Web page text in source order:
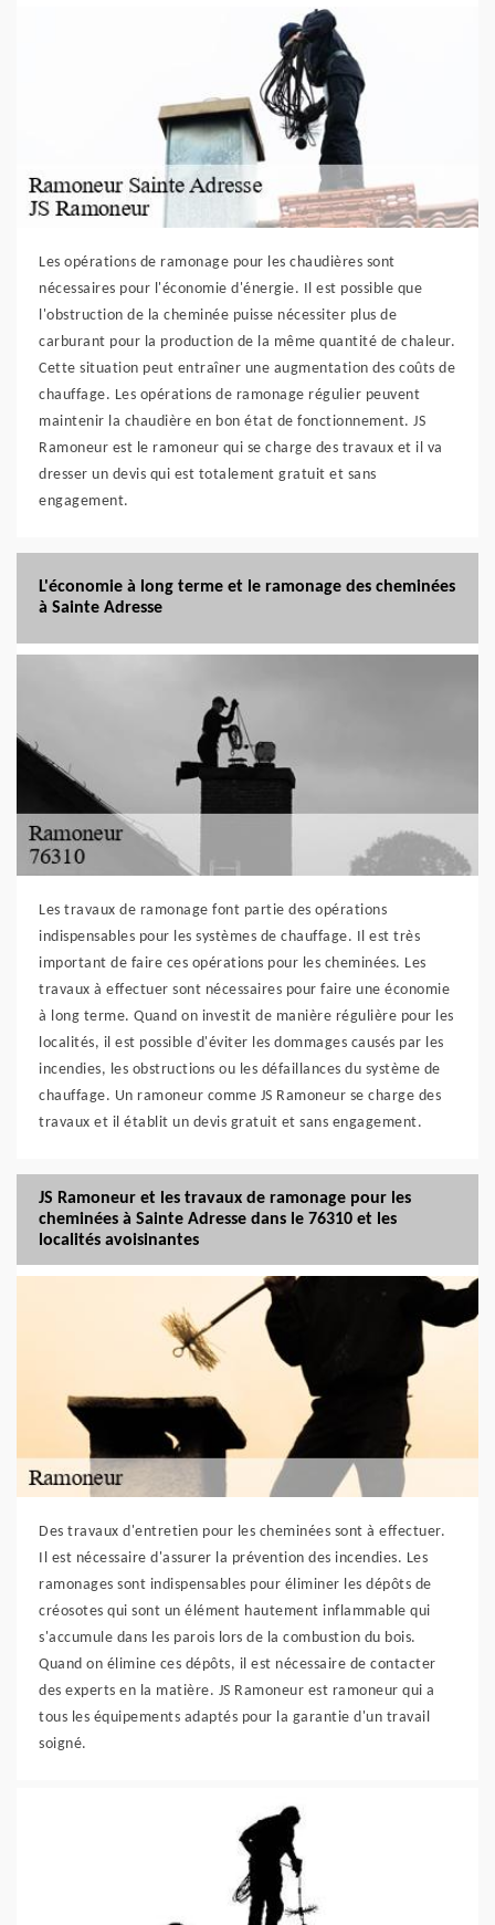
Les opérations de ramonage pour les chaudières sont
nécessaires pour l'économie d'énergie. Il est possible que
l'obstruction de la cheminée puisse nécessiter plus de
carburant pour la production de la même quantité de chaleur.
Cette situation peut entraîner une augmentation des coûts de
chauffage. Les opérations de ramonage régulier peuvent
maintenir la chaudière en bon état de fonctionnement. JS
Ramoneur est le ramoneur qui se charge des travaux et il va
dresser un devis qui est totalement gratuit et sans
engagement.
L'économie à long terme et le ramonage des cheminées
à Sainte Adresse
Les travaux de ramonage font partie des opérations
indispensables pour les systèmes de chauffage. Il est très
important de faire ces opérations pour les cheminées. Les
travaux à effectuer sont nécessaires pour faire une économie
à long terme. Quand on investit de manière régulière pour les
localités, il est possible d'éviter les dommages causés par les
incendies, les obstructions ou les défaillances du système de
chauffage. Un ramoneur comme JS Ramoneur se charge des
travaux et il établit un devis gratuit et sans engagement.
JS Ramoneur et les travaux de ramonage pour les
cheminées à Sainte Adresse dans le 76310 et les
localités avoisinantes
Des travaux d'entretien pour les cheminées sont à effectuer.
Il est nécessaire d'assurer la prévention des incendies. Les
ramonages sont indispensables pour éliminer les dépôts de
créosotes qui sont un élément hautement inflammable qui
s'accumule dans les parois lors de la combustion du bois.
Quand on élimine ces dépôts, il est nécessaire de contacter
des experts en la matière. JS Ramoneur est ramoneur qui a
tous les équipements adaptés pour la garantie d'un travail
soigné.